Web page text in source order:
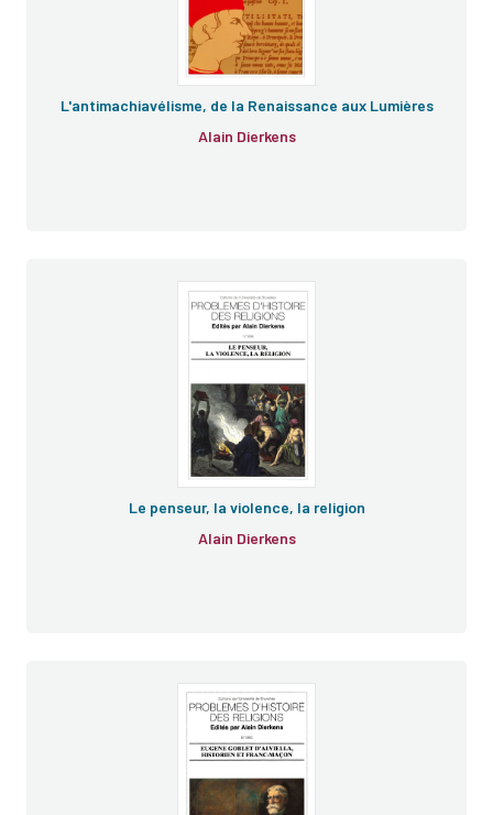
L'antimachiavélisme, de la Renaissance aux Lumières
Alain Dierkens
Le penseur, la violence, la religion
Alain Dierkens